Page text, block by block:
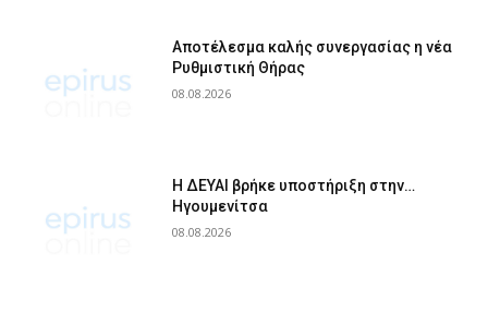
Αποτέλεσμα καλής συνεργασίας η νέα
Ρυθμιστική Θήρας
08.08.2026
Η ΔΕΥΑΙ βρήκε υποστήριξη στην…
Ηγουμενίτσα
08.08.2026